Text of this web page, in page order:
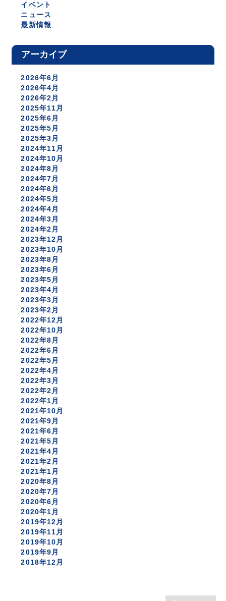
イベント
ニュース
最新情報
アーカイブ
2026年6月
2026年4月
2026年2月
2025年11月
2025年6月
2025年5月
2025年3月
2024年11月
2024年10月
2024年8月
2024年7月
2024年6月
2024年5月
2024年4月
2024年3月
2024年2月
2023年12月
2023年10月
2023年8月
2023年6月
2023年5月
2023年4月
2023年3月
2023年2月
2022年12月
2022年10月
2022年8月
2022年6月
2022年5月
2022年4月
2022年3月
2022年2月
2022年1月
2021年10月
2021年9月
2021年6月
2021年5月
2021年4月
2021年2月
2021年1月
2020年8月
2020年7月
2020年6月
2020年1月
2019年12月
2019年11月
2019年10月
2019年9月
2018年12月